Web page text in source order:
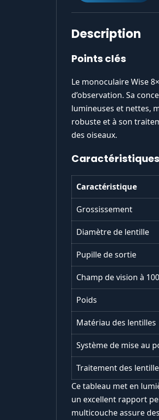
Description
Points clés
Le monoculaire Wise
d’observation. Sa
lumineuses et nettes,
robuste et à son
des oiseaux.
Caractéristique
Grossissement
Diamètre de lentille
Pupille de sortie
Champ de vision à
Poids
Matériau des lentilles
Système de mise au
Traitement des
Ce tableau met en
un excellent rapport
multicouche assure